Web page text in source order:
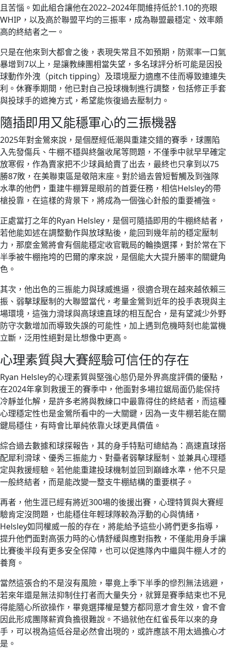
且苦惱。如此組合讓他在2022–2024年間維持低於1.10的亮眼
WHIP，以及高於聯盟平均的三振率，成為聯盟最穩定、效率頗
高的終結者之一。
只是在他來到大都會之後，表現失常且不如預期，防禦率一口氣
暴增到7以上，是讓教練團相當失望，多名球評分析可能是因投
球動作外洩（pitch tipping）及環境壓力適應不佳而導致連連失
利。休賽季期間，他已對自己投球機制進行調整，包括修正手套
與投球手的遮掩方式，希望能恢復過去壓制力。
隨插即用又能穩軍心的三振機器
2025年對金鶯來說，是個歷經低潮與重建交錯的賽季，球團陷
入先發傷兵、牛棚不穩與終盤收尾等問題，不僅季中就早早確定
放寒假，作為賣家把不少球員給賣了出去，最終也只拿到以75
勝87敗，在美聯東區是敬陪末座。對於過去曾短暫觸及到強隊
水準的他們，重建牛棚算是眼前的首要任務，相信Helsley的帶
槍投靠，在這樣的背景下，將成為一個強心針般的重要補強。
正處當打之年的Ryan Helsley，是個可隨插即用的牛棚終結者，
若他能如述在調整動作與放球點後，能回到幾年前的穩定壓制
力，那麼金鶯將會有個能穩定收官戰局的輪換選擇，對於常在下
半季被牛棚拖垮的巴爾的摩來說，是個能大大提升勝率的關鍵角
色。
其次，他出色的三振能力與球威進逼，很適合現在越來越依賴三
振、弱擊球壓制的大聯盟當代，考量金鶯到近年的投手表現與主
場環境，這強力滑球與高球速直球的相互配合，是有望減少外野
防守次數增加而導致失誤的可能性，加上遇到危機時刻也能當機
立斷，泛用性絕對是比想像中更高。
心理素質與大賽經驗可信任的存在
Ryan Helsley的心理素質與堅強心態仍是外界高度評價的優點，
在2024年拿到救援王的賽季中，他面對多場拉鋸局面仍能保持
冷靜並化解，是許多老將與教練口中最靠得住的終結者，而這種
心理穩定性也是金鶯所看中的一大關鍵，因為一支牛棚若能在關
鍵局穩住，有時會比單純依靠火球更具價值。
綜合過去數據和球探報告，其的身手特點可總結為：高速直球搭
配犀利滑球、優秀三振能力、對壘者弱擊球壓制、並兼具心理穩
定與救援經驗。若他能重建投球機制並回到巔峰水準，他不只是
一般終結者，而是能改變一整支牛棚結構的重要棋子。
再者，他生涯已經有將近300場的後援出賽，心理特質與大賽經
驗肯定沒問題，也能穩住年輕球隊較為浮動的心與情緒，
Helsley如同權威一般的存在，將能給予這些小將們更多指導，
提升他們面對高張力時的心情舒緩與應對指教，不僅能用身手讓
比賽後半段有更多安全保障，也可以促進隊內中繼與牛棚人才的
養育。
當然這張合約不是沒有風險，畢竟上季下半季的慘烈無法逃避，
若來年還是無法抑制住打者而大量失分，就算是賽季結束也不見
得能隨心所欲操作，畢竟選擇權是雙方都同意才會生效，會不會
因此形成團隊薪資負擔很難說。不過就他在紅雀長年以來的身
手，可以視為這低谷是必然會出現的，或許應該不用太過擔心才
是。